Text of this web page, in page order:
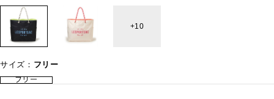
10
サイズ： フリー
フリー